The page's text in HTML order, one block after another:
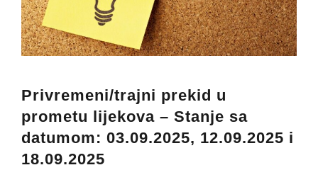
Privremeni/trajni prekid u
prometu lijekova – Stanje sa
datumom: 03.09.2025, 12.09.2025 i
18.09.2025